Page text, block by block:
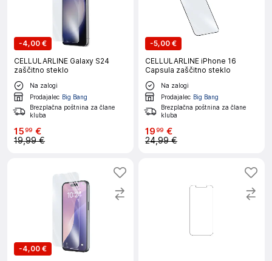
-4,00 €
CELLULARLINE Galaxy S24
zaščitno steklo
Na zalogi
Prodajalec Big Bang
Brezplačna poštnina za člane
kluba
1599 €
19,99 €
-5,00 €
CELLULARLINE iPhone 16
Capsula zaščitno steklo
Na zalogi
Prodajalec Big Bang
Brezplačna poštnina za člane
kluba
1999 €
24,99 €
-4,00 €